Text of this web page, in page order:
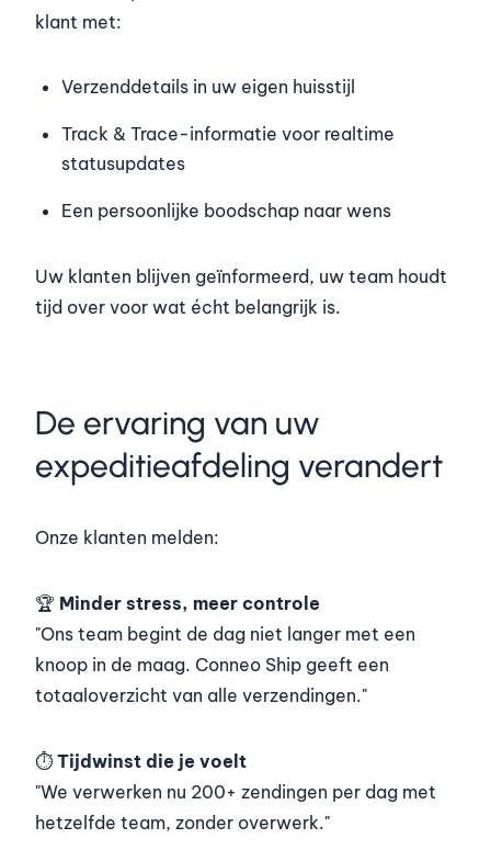
klant met:
Verzenddetails in uw eigen huisstijl
Track & Trace-informatie voor realtime
statusupdates
Een persoonlijke boodschap naar wens
Uw klanten blijven geïnformeerd, uw team houdt
tijd over voor wat écht belangrijk is.
De ervaring van uw
expeditieafdeling verandert
Onze klanten melden:
🏆 Minder stress, meer controle
"Ons team begint de dag niet langer met een
knoop in de maag. Conneo Ship geeft een
totaaloverzicht van alle verzendingen."
⏱️ Tijdwinst die je voelt
"We verwerken nu 200+ zendingen per dag met
hetzelfde team, zonder overwerk."